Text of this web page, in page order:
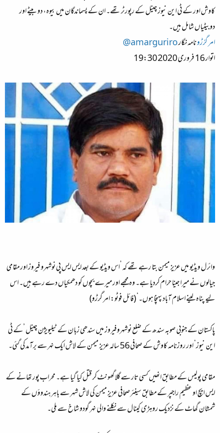
ء
کاوش اور کے ٹی این نیوز چینل کے رپورٹر تھے۔ ان کے پسماندگان میں بیوہ، دو بیٹے اور
دوبیٹیاں شامل ہیں۔
امر گرُڑونامہ نگارamarguriro@
اتوار 16 فروری 2020 19:30
وائرل ویڈیو میں عزیز میمن بتا رہے تھے کہ ’اس ویڈیو کے بعد ایس ایس پی نوشہرو فیروز اور مقامی
جیالوں نے میرا جینا حرام کردیا ہے۔ وہ مجھے اور میرے بچوں کو دھمکیاں دے رہے ہیں۔ اس
لیے پناہ لینے اسلام آباد پہنچا ہوں۔‘ (فائل فوٹو: امر گرڑو)
پاکستان کے جنوبی صوبہ سندھ کے ضلع نوشہروفیروز میں سندھی زبان کے ٹیلیویژن چینل ’کے ٹی
این نیوز‘ اور روزنامہ کاوش کے صحافی 56 سالہ عزیز میمن کے لاش ایک نہر سے برآمد کی گئی۔
مقامی پولیس کے مطابق انھیں کسی تار سے گلا گھونٹ کر قتل کیا گیا ہے۔ محراب پور تھانے کے
ایس ایچ او عظیم راجپر کے مطابق سینئرصحافی عزیز میمن کی لاش شہر سے باہر ہندوؤں کے
شمشان گھاٹ کے نزدیک روہڑی کینال سے نکلنے والی نہر گودو شاخ سے ملی۔